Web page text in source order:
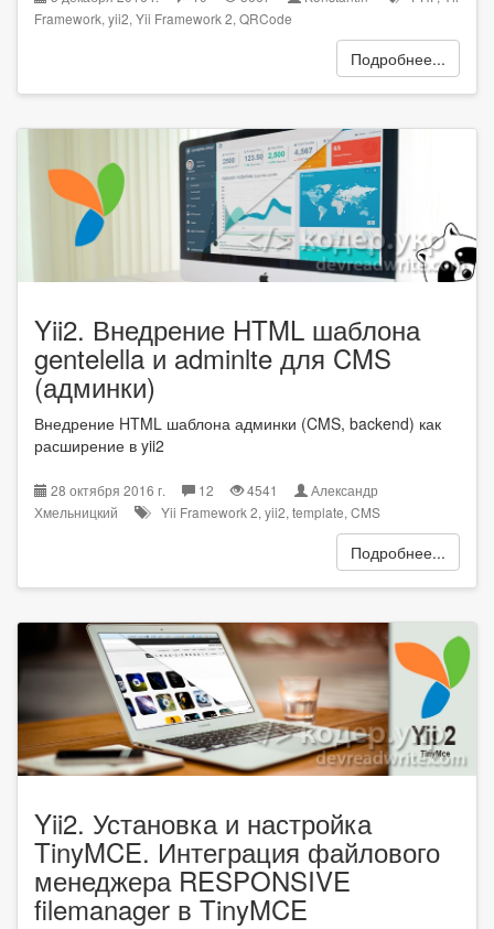
Framework, yii2, Yii Framework 2, QRCode
Подробнее...
Yii2. Внедрение HTML шаблона
gentelella и adminlte для CMS
(админки)
Внедрение HTML шаблона админки (CMS, backend) как
расширение в yii2
28 октября 2016 г. 12 4541
Александр
Хмельницкий
Yii Framework 2, yii2, template, CMS
Подробнее...
Yii2. Установка и настройка
TinyMCE. Интеграция файлового
менеджера RESPONSIVE
filemanager в TinyMCE